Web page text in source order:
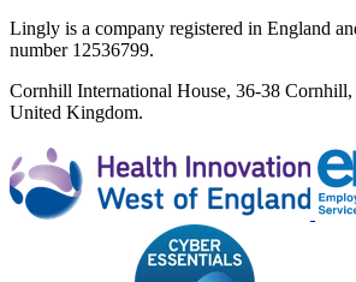
Lingly is a company registered in England
number 12536799.
Cornhill International House, 36-38
United Kingdom.